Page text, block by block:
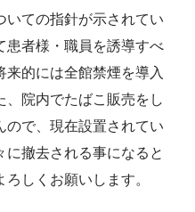
ての指針が示されてい
患者様・職員を誘導すべ
来的には全館禁煙を導入
、院内でたばこ販売をし
ので、現在設置されてい
に撤去される事になると
しくお願いします。